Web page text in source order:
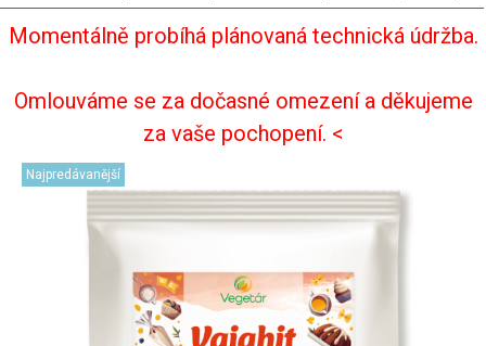
Momentálně probíhá plánovaná technická údržba.
Omlouváme se za dočasné omezení a děkujeme
za vaše pochopení. <
Najpredávanější